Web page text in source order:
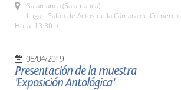
Salamanca (Salamanca)
Lugar: Salón de Actos de la Cámara de Comercio
Hora: 13:30 h.
05/04/2019
Presentación de la muestra
'Exposición Antológica'